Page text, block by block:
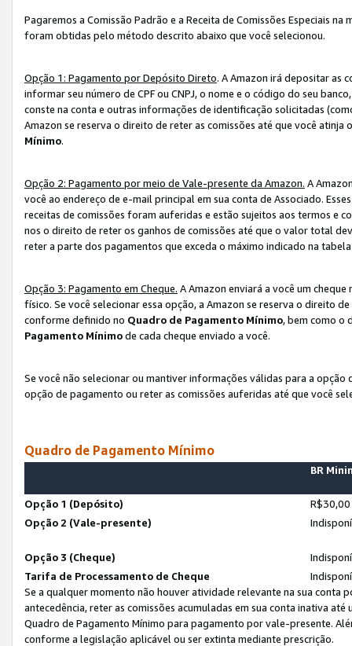
Pagaremos a Comissão Padrão e a Receita de Comissões Especiais
foram obtidas pelo método descrito abaixo que você selecionou.
Opção 1: Pagamento por Depósito Direto. A Amazon irá depositar as
informar seu número de CPF ou CNPJ, o nome e o código do seu
conste na conta e outras informações de identificação solicitadas
Amazon se reserva o direito de reter as comissões até que você
Mínimo.
Opção 2: Pagamento por meio de Vale-presente da Amazon. A
você ao endereço de e-mail principal em sua conta de Associado.
receitas de comissões foram auferidas e estão sujeitos aos termos e
nos o direito de reter os ganhos de comissões até que o valor total
reter a parte dos pagamentos que exceda o máximo indicado na
Opção 3: Pagamento em Cheque. A Amazon enviará a você um
físico. Se você selecionar essa opção, a Amazon se reserva o direito
conforme definido no Quadro de Pagamento Mínimo, bem como o
Pagamento Mínimode cada cheque enviado a você.
Se você não selecionar ou mantiver informações válidas para a
opção de pagamento ou reter as comissões auferidas até que você
Quadro de Pagamento Mínimo
BR
Opção 1 (Depósito)
R$30,00
Opção 2 (Vale-presente)
Opção 3 (Cheque)
Tarifa de Processamento de Cheque
Se a qualquer momento não houver atividade relevante na sua conta
antecedência, reter as comissões acumuladas em sua conta inativa
Quadro de Pagamento Mínimo para pagamento por vale-presente.
conforme a legislação aplicável ou ser extinta mediante prescrição.